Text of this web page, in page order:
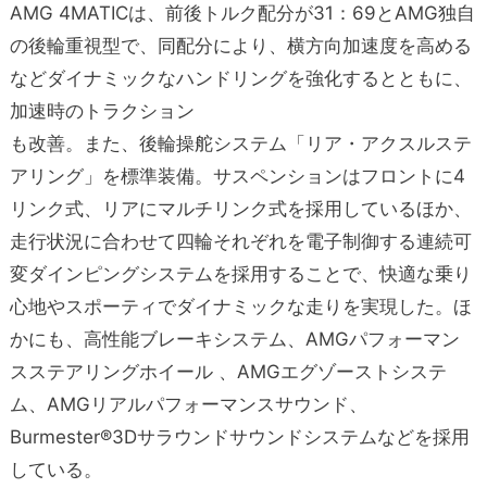
AMG 4MATICは、前後トルク配分が31：69とAMG独自
の後輪重視型で、同配分により、横方向加速度を高める
などダイナミックなハンドリングを強化するとともに、
加速時のトラクション
も改善。また、後輪操舵システム「リア・アクスルステ
アリング」を標準装備。サスペンションはフロントに4
リンク式、リアにマルチリンク式を採用しているほか、
走行状況に合わせて四輪それぞれを電子制御する連続可
変ダインピングシステムを採用することで、快適な乗り
心地やスポーティでダイナミックな走りを実現した。ほ
かにも、高性能ブレーキシステム、AMGパフォーマン
スステアリングホイール 、AMGエグゾーストシステ
ム、AMGリアルパフォーマンスサウンド、
Burmester®3Dサラウンドサウンドシステムなどを採用
している。